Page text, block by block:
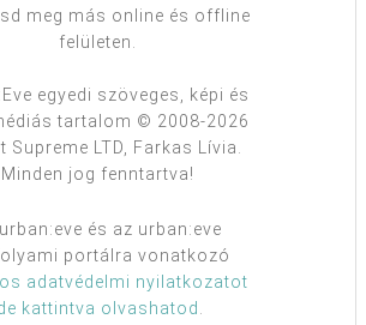
meg más online és offline
felületen.
egyedi szöveges, képi és
tartalom © 2008-2026
Supreme LTD, Farkas Lívia.
Minden jog fenntartva!
és az urban:eve
portálra vonatkozó
adatvédelmi nyilatkozatot
kattintva olvashatod